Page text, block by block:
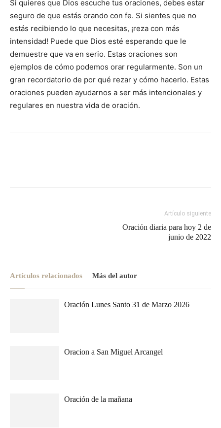
Si quieres que Dios escuche tus oraciones, debes estar
seguro de que estás orando con fe. Si sientes que no
estás recibiendo lo que necesitas, ¡reza con más
intensidad! Puede que Dios esté esperando que le
demuestre que va en serio. Estas oraciones son
ejemplos de cómo podemos orar regularmente. Son un
gran recordatorio de por qué rezar y cómo hacerlo. Estas
oraciones pueden ayudarnos a ser más intencionales y
regulares en nuestra vida de oración.
Artículo siguiente
Oración diaria para hoy 2 de
junio de 2022
Artículos relacionados Más del autor
Oración Lunes Santo 31 de Marzo 2026
Oracion a San Miguel Arcangel
Oración de la mañana